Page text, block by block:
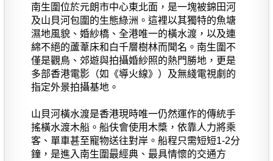
南生圍位於元朗市中心東北面，是一塊被錦田河
及山貝河包圍的生態綠洲。這裡以其獨特的魚塘
濕地風貌、婚紗橋、全港唯一的橫水渡，以及連
綿不絕的蘆葦床和白千層樹林而聞名。南生圍不
僅是觀鳥、郊遊與拍攝婚紗照的熱門勝地，更是
多部香港電影（如《導火線》）及無綫電視劇的
指定外景拍攝基地。
山貝河橫水渡是香港現時唯一仍然運作的傳統手
搖橫水渡木船。船伕會使用木槳，依靠人力將乘
客、單車甚至寵物送往對岸。船程只需短短1-2分
鐘，是進入南生圍最經典、最具情懷的交通方